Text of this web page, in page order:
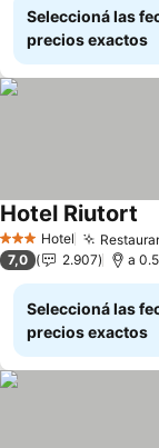
Seleccioná las
precios exactos
3 Estrellas
Hotel
Hotel Riutort
7,0 2.907 a
Seleccioná las
precios exactos